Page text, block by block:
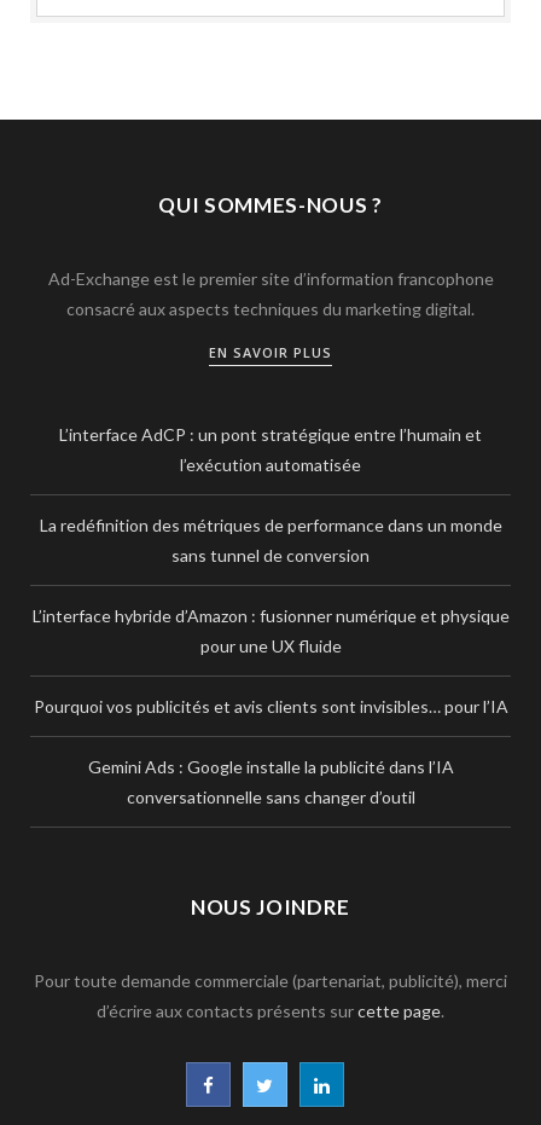
QUI SOMMES-NOUS ?
Ad-Exchange est le premier site d’information francophone
consacré aux aspects techniques du marketing digital.
EN SAVOIR PLUS
L’interface AdCP : un pont stratégique entre l’humain et
l’exécution automatisée
La redéfinition des métriques de performance dans un monde
sans tunnel de conversion
L’interface hybride d’Amazon : fusionner numérique et physique
pour une UX fluide
Pourquoi vos publicités et avis clients sont invisibles… pour l’IA
Gemini Ads : Google installe la publicité dans l’IA
conversationnelle sans changer d’outil
NOUS JOINDRE
Pour toute demande commerciale (partenariat, publicité), merci
d’écrire aux contacts présents surcette page.
F L